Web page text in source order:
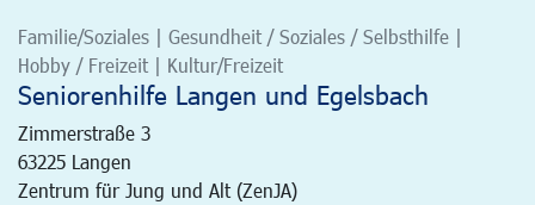
Familie/Soziales | Gesundheit / Soziales / Selbsthilfe |
Hobby / Freizeit | Kultur/Freizeit
Seniorenhilfe Langen und Egelsbach
Zimmerstraße 3
63225 Langen
Zentrum für Jung und Alt (ZenJA)